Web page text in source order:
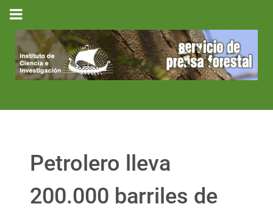
Petrolero lleva
200.000 barriles de